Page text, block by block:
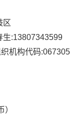
区
生:13807343599
机构代码:
）